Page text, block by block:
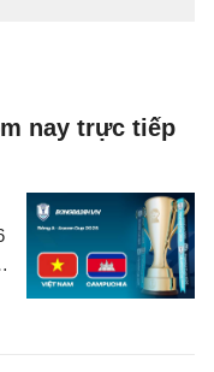
nay trực tiếp